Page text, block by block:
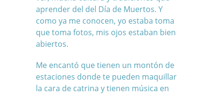
aprender del del Día de Muertos. Y
como ya me conocen, yo estaba toma
que toma fotos, mis ojos estaban bien
abiertos.
Me encantó que tienen un montón de
estaciones donde te pueden maquillar
la cara de catrina y tienen música en